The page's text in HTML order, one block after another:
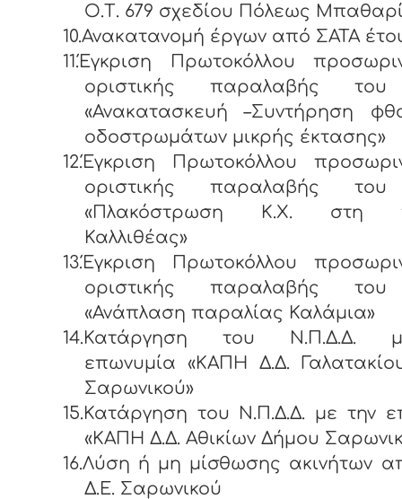
Ο.Τ. 679 σχεδίου Πόλεως
10.Ανακατανομή έργων από ΣΑΤΑ
11.Έγκριση Πρωτοκόλλου
οριστικής παραλαβής
«Ανακατασκευή –Συντήρηση
οδοστρωμάτων μικρής έκτασης»
12.Έγκριση Πρωτοκόλλου
οριστικής παραλαβής
«Πλακόστρωση Κ.Χ. στη
Καλλιθέας»
13.Έγκριση Πρωτοκόλλου
οριστικής παραλαβής
«Ανάπλαση παραλίας Καλάμια»
14.Κατάργηση του Ν.Π.Δ.Δ.
επωνυμία «ΚΑΠΗ Δ.Δ.
Σαρωνικού»
15.Κατάργηση του Ν.Π.Δ.Δ. με την
«ΚΑΠΗ Δ.Δ. Αθικίων Δήμου
16.Λύση ή μη μίσθωσης ακινήτων
Δ.Ε. Σαρωνικού